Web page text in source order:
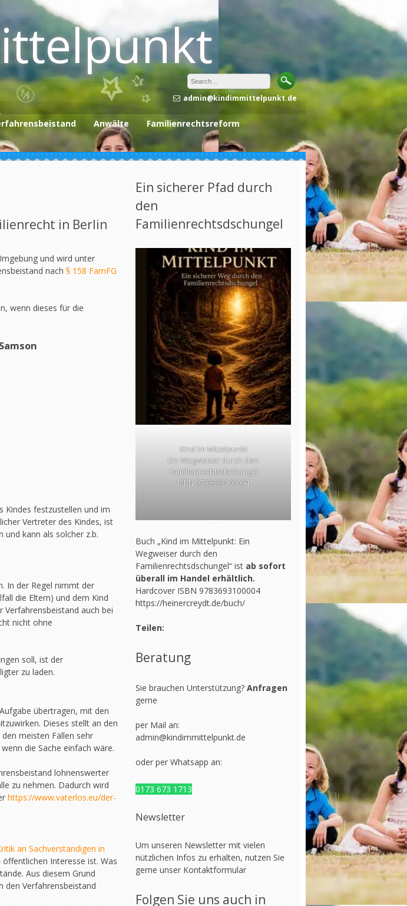
admin@kindimmittelpunkt.de
Anwälte
Familienrechtsreform
in Berlin
und wird unter
nach § 158 FamFG
wenn dieses für die
Kindes festzustellen und im
Vertreter des Kindes, ist
kann als solcher z.b.
In der Regel nimmt der
die Eltern) und dem Kind
auch bei
nicht ohne
soll, ist der
zu laden.
übertragen, mit den
Dieses stellt an den
meisten Fällen sehr
die Sache einfach wäre.
lohnenswerter
zu nehmen. Dadurch wird
https://www.vaterlos.eu/der-
an Sachverständigen in
Interesse ist. Was
Aus diesem Grund
den Verfahrensbeistand
Ein sicherer Pfad durch
den
Familienrechtsdschungel
Kind im Mittelpunkt
Ein Wegweiser durch den
Familienrechtsdschungel
ISBN 9783693100004
Buch „Kind im Mittelpunkt: Ein
Wegweiser durch den
Familienrechtsdschungel“ ist ab sofort
überall im Handel erhältlich.
Hardcover ISBN 9783693100004
https://heinercreydt.de/buch/
Teilen:
Beratung
Sie brauchen Unterstützung? Anfragen
gerne
per Mail an:
admin@kindimmittelpunkt.de
oder per Whatsapp an:
0173 673 1713
Newsletter
Um unseren Newsletter mit vielen
nützlichen Infos zu erhalten, nutzen Sie
gerne unser Kontaktformular
Folgen Sie uns auch in